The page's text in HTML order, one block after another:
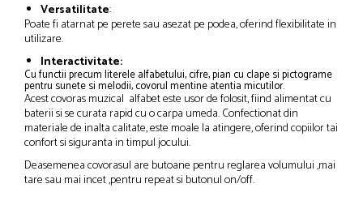
Versatilitate:
Poate fi atarnat pe perete sau asezat pe podea, oferind flexibilitate in
utilizare.
Interactivitate:
Cu functii precum literele alfabetului, cifre, pian cu clape si pictograme
pentru sunete si melodii, covorul mentine atentia micutilor.
Acest covoras muzical alfabet este usor de folosit, fiind alimentat cu
baterii si se curata rapid cu o carpa umeda. Confectionat din
materiale de inalta calitate, este moale la atingere, oferind copiilor tai
confort si siguranta in timpul jocului.
Deasemenea covorasul are butoane pentru reglarea volumului ,mai
tare sau mai incet ,pentru repeat si butonul on/off.